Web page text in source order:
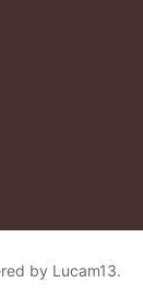
by Lucam13.